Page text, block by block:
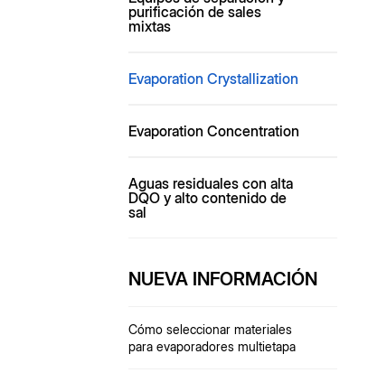
purificación de sales
mixtas
Evaporation Crystallization
Evaporation Concentration
Aguas residuales con alta
DQO y alto contenido de
sal
NUEVA INFORMACIÓN
Cómo seleccionar materiales
para evaporadores multietapa